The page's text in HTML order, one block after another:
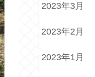
2023年3月
2023年2月
2023年1月